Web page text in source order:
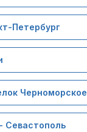
Петербург
Черноморское
Севастополь